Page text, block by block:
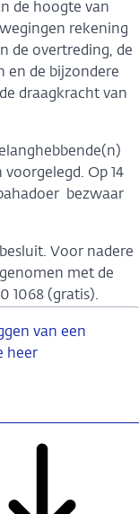
de hoogte van
rekening
de overtreding, de
en de bijzondere
draagkracht van
Op 14
bezwaar
Voor nadere
met de
1068 (gratis).
van een
heer